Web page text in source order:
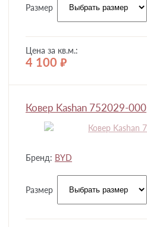
Размер
Цена за кв.м.:
4 100 руб.
Ковер Kashan 752029-000
Бренд: BYD
Размер